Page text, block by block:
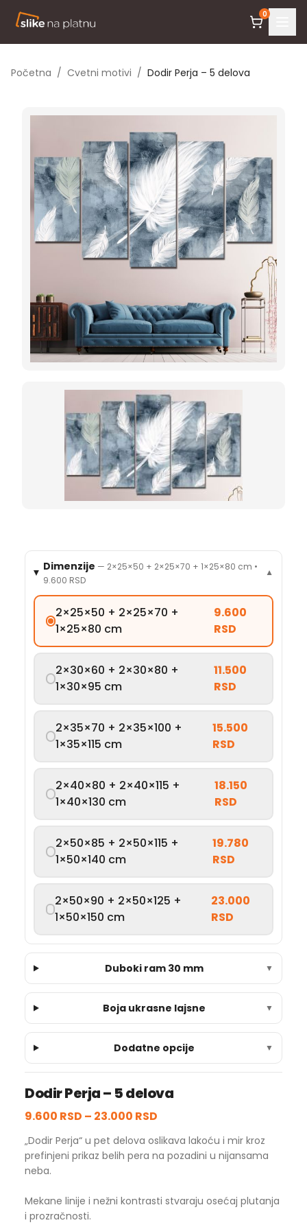
0
Početna / Cvetni motivi / Dodir Perja – 5 delova
Dimenzije — 2×25×50 + 2×25×70 + 1×25×80 cm •
9.600 RSD
▼
2×25×50 + 2×25×70 +
1×25×80 cm
9.600
RSD
2×30×60 + 2×30×80 +
1×30×95 cm
11.500
RSD
2×35×70 + 2×35×100 +
1×35×115 cm
15.500
RSD
2×40×80 + 2×40×115 +
1×40×130 cm
18.150
RSD
2×50×85 + 2×50×115 +
1×50×140 cm
19.780
RSD
2×50×90 + 2×50×125 +
1×50×150 cm
23.000
RSD
Duboki ram 30 mm ▼
Boja ukrasne lajsne ▼
Dodatne opcije ▼
Dodir Perja – 5 delova
9.600 RSD – 23.000 RSD
„Dodir Perja“ u pet delova oslikava lakoću i mir kroz
prefinjeni prikaz belih pera na pozadini u nijansama
neba.
Mekane linije i nežni kontrasti stvaraju osećaj plutanja
i prozračnosti.